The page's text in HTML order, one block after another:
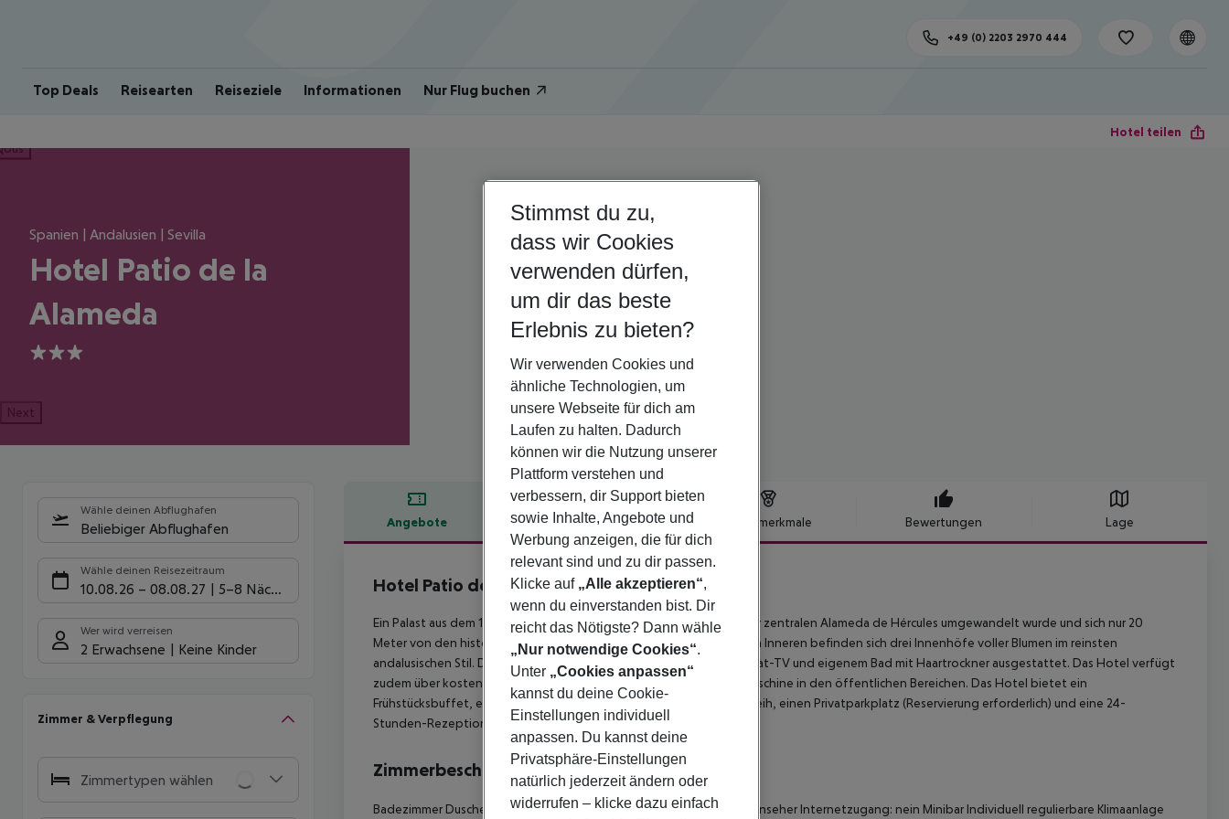
Top Deals Reisearten Reiseziele Informationen Nur Flug buchen
+49 (0) 2203 2970 444
Hotel teilen
Spanien | Andalusien | Sevilla
Hotel Patio de la
Alameda
3
Next
Wähle deinen Abflughafen
Beliebiger Abflughafen
Wähle deinen Reisezeitraum
10.08.26 – 08.08.27 5-8 Nächte
Wer wird verreisen
2 Erwachsene Keine Kinder
Zimmer & Verpflegung
Zimmertypen wählen
Angebote Hotelbeschreibung Hotelmerkmale Bewertungen Lage
Hotelbeschreibung
Hotel Patio de la Alameda
3
Ein Palast aus dem 19. Jahrhundert, der in ein charmantes Hotel in der zentralen Alameda de Hércules umgewandelt wurde und sich nur 20
Meter von den historischen Stätten von Sevilla entfernt befindet. Im Inneren befinden sich drei Innenhöfe voller Blumen im reinsten
andalusischen Stil. Die Zimmer sind mit Klimaanlage (warm und kalt), Sat-TV und eigenem Bad mit Haartrockner ausgestattet. Das Hotel verfügt
zudem über kostenlose WLAN-Verbindung und eine Tee-/Kaffeemaschine in den öffentlichen Bereichen. Das Hotel bietet ein
Frühstücksbuffet, einen Wäscheservice, einen Fahrrad- und Autoverleih, einen Privatparkplatz (Reservierung erforderlich) und eine 24-
Stunden-Rezeption.
Zimmerbeschreibung
Badezimmer Dusche Badewanne Haartrockner Direktwahltelefon Fernseher Internetzugang: nein Minibar Individuell regulierbare Klimaanlage
Stimmst du zu,
dass wir Cookies
verwenden dürfen,
um dir das beste
Erlebnis zu bieten?
Wir verwenden Cookies und
ähnliche Technologien, um
unsere Webseite für dich am
Laufen zu halten. Dadurch
können wir die Nutzung unserer
Plattform verstehen und
verbessern, dir Support bieten
sowie Inhalte, Angebote und
Werbung anzeigen, die für dich
relevant sind und zu dir passen.
Klicke auf „Alle akzeptieren“,
wenn du einverstanden bist. Dir
reicht das Nötigste? Dann wähle
„Nur notwendige Cookies“.
Unter „Cookies anpassen“
kannst du deine Cookie-
Einstellungen individuell
anpassen. Du kannst deine
Privatsphäre-Einstellungen
natürlich jederzeit ändern oder
widerrufen – klicke dazu einfach